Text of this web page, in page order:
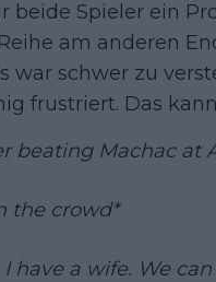
beide Spieler ein
am anderen
war schwer zu
frustriert. Das
beating Machac at
the crowd*
I have a wife. We